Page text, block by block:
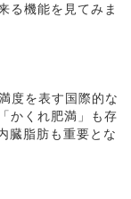
る機能を見てみま
度を表す国際的な
かくれ肥満」も存
臓脂肪も重要とな